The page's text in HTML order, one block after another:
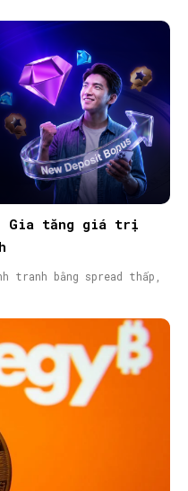
Gia tăng giá trị
tranh bằng spread thấp,